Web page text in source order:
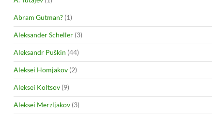
Abram Gutman? (1)
Aleksander Scheller (3)
Aleksandr Puškin (44)
Aleksei Homjakov (2)
Aleksei Koltsov (9)
Aleksei Merzljakov (3)